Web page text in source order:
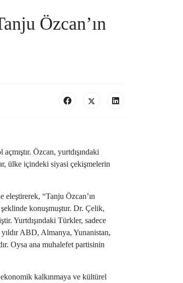
Özcan’ın
Özcan, yurtdışındaki
ülke içindeki siyasi çekişmelerin
eleştirerek, “Tanju Özcan’ın
konuşmuştur. Dr. Çelik,
Yurtdışındaki Türkler, sadece
ABD, Almanya, Yunanistan,
Oysa ana muhalefet partisinin
kalkınmaya ve kültürel